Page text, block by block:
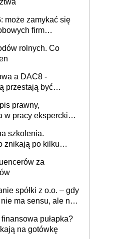
może zamykać się
firm
rolnych. Co
a DAC8 -
przestają być
prawny,
pracy eksperckiej -
szkolenia.
znikają po kilku
za
spółki z o.o. – gdy
ma sensu, ale nie
pułapka?
na gotówkę